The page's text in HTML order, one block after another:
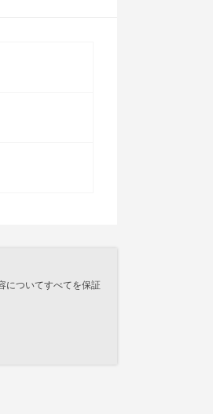
についてすべてを保証